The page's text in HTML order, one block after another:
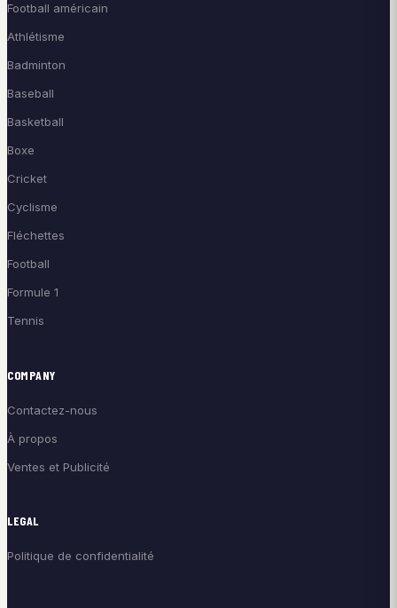
Football américain
Athlétisme
Badminton
Baseball
Basketball
Boxe
Cricket
Cyclisme
Fléchettes
Football
Formule 1
Tennis
COMPANY
Contactez-nous
À propos
Ventes et Publicité
LEGAL
Politique de confidentialité